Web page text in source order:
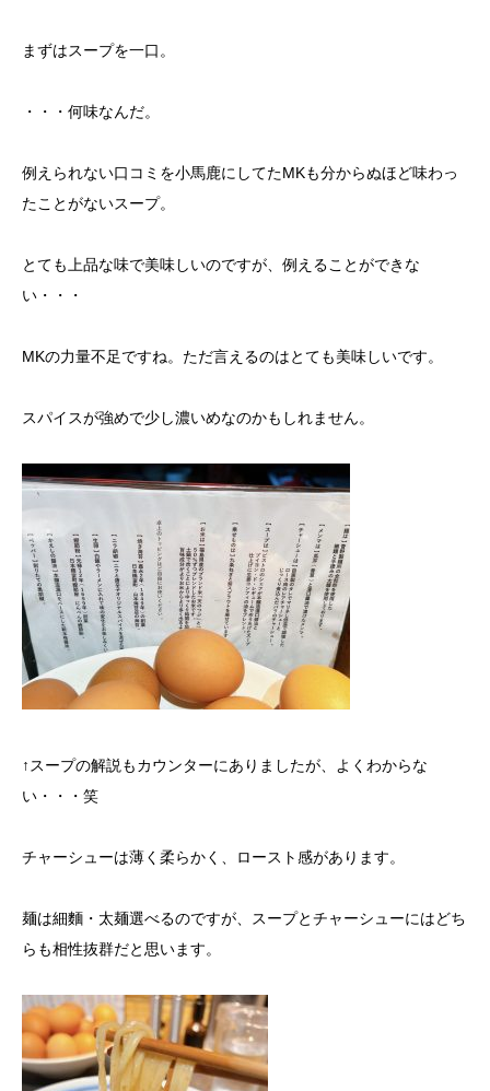
まずはスープを一口。
・・・何味なんだ。
例えられない口コミを小馬鹿にしてたMKも分からぬほど味わっ
たことがないスープ。
とても上品な味で美味しいのですが、例えることができな
い・・・
MKの力量不足ですね。ただ言えるのはとても美味しいです。
スパイスが強めで少し濃いめなのかもしれません。
↑スープの解説もカウンターにありましたが、よくわからな
い・・・笑
チャーシューは薄く柔らかく、ロースト感があります。
麺は細麵・太麺選べるのですが、スープとチャーシューにはどち
らも相性抜群だと思います。